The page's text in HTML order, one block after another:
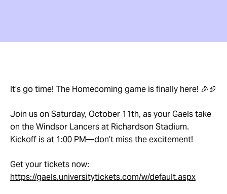
It’s go time! The Homecoming game is finally here! 🎉🏈
Join us on Saturday, October 11th, as your Gaels take
on the Windsor Lancers at Richardson Stadium.
Kickoff is at 1:00 PM—don’t miss the excitement!
Get your tickets now:
https://gaels.universitytickets.com/w/default.aspx